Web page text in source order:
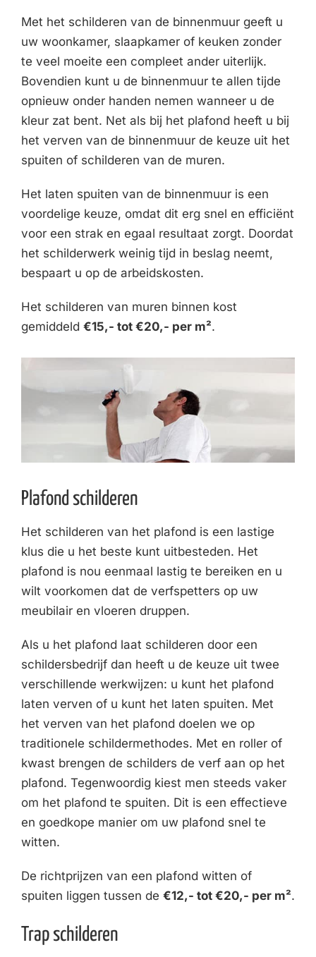
Met het schilderen van de binnenmuur geeft u
uw woonkamer, slaapkamer of keuken zonder
te veel moeite een compleet ander uiterlijk.
Bovendien kunt u de binnenmuur te allen tijde
opnieuw onder handen nemen wanneer u de
kleur zat bent. Net als bij het plafond heeft u bij
het verven van de binnenmuur de keuze uit het
spuiten of schilderen van de muren.
Het laten spuiten van de binnenmuur is een
voordelige keuze, omdat dit erg snel en efficiënt
voor een strak en egaal resultaat zorgt. Doordat
het schilderwerk weinig tijd in beslag neemt,
bespaart u op de arbeidskosten.
Het schilderen van muren binnen kost
gemiddeld €15,- tot €20,- per m².
Plafond schilderen
Het schilderen van het plafond is een lastige
klus die u het beste kunt uitbesteden. Het
plafond is nou eenmaal lastig te bereiken en u
wilt voorkomen dat de verfspetters op uw
meubilair en vloeren druppen.
Als u het plafond laat schilderen door een
schildersbedrijf dan heeft u de keuze uit twee
verschillende werkwijzen: u kunt het plafond
laten verven of u kunt het laten spuiten. Met
het verven van het plafond doelen we op
traditionele schildermethodes. Met en roller of
kwast brengen de schilders de verf aan op het
plafond. Tegenwoordig kiest men steeds vaker
om het plafond te spuiten. Dit is een effectieve
en goedkope manier om uw plafond snel te
witten.
De richtprijzen van een plafond witten of
spuiten liggen tussen de €12,- tot €20,- per m².
Trap schilderen